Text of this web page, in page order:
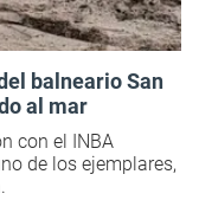
balneario San
al mar
con el INBA
de los ejemplares,